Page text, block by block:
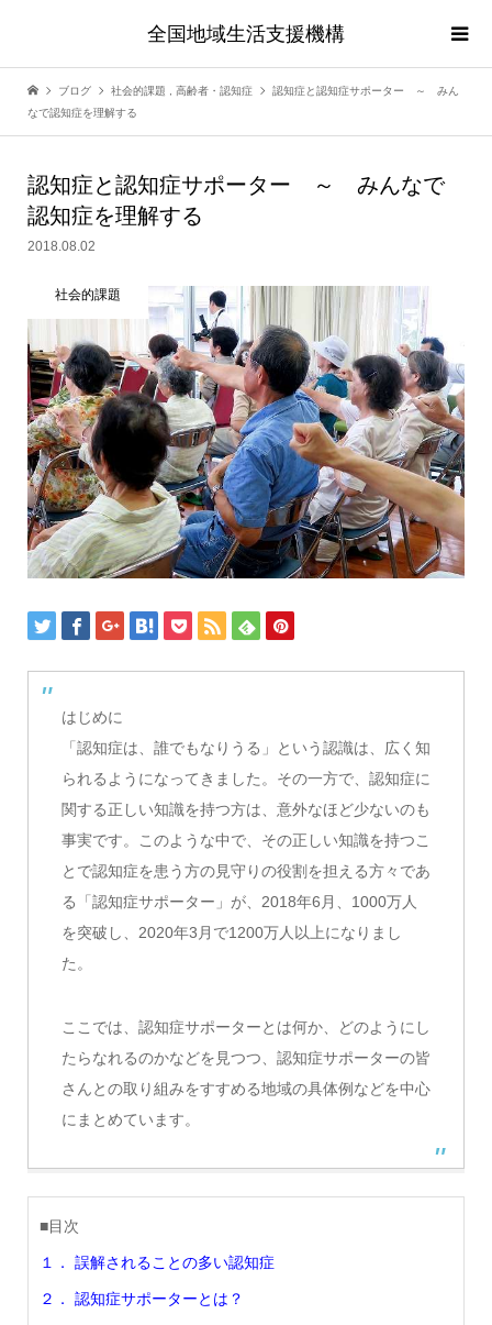
全国地域生活支援機構
ブログ 社会的課題 高齢者・認知症
認知症と認知症サポーター ～ みん
なで認知症を理解する
認知症と認知症サポーター ～ みんなで
認知症を理解する
2018.08.02
社会的課題
はじめに
「認知症は、誰でもなりうる」という認識は、広く知
られるようになってきました。その一方で、認知症に
関する正しい知識を持つ方は、意外なほど少ないのも
事実です。このような中で、その正しい知識を持つこ
とで認知症を患う方の見守りの役割を担える方々であ
る「認知症サポーター」が、2018年6月、1000万人
を突破し、2020年3月で1200万人以上になりまし
た。
ここでは、認知症サポーターとは何か、どのようにし
たらなれるのかなどを見つつ、認知症サポーターの皆
さんとの取り組みをすすめる地域の具体例などを中心
にまとめています。
■目次
１． 誤解されることの多い認知症
２． 認知症サポーターとは？